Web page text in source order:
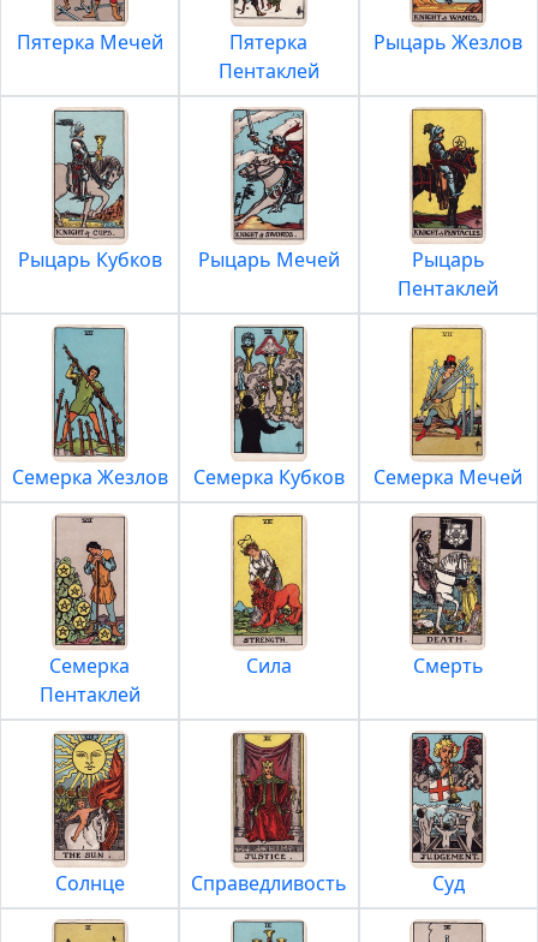
Пятерка Мечей
Пятерка
Пентаклей
Рыцарь Жезлов
Рыцарь Кубков Рыцарь Мечей
Рыцарь
Пентаклей
Семерка Жезлов Семерка Кубков Семерка Мечей
Семерка
Пентаклей
Сила Смерть
Солнце Справедливость Суд